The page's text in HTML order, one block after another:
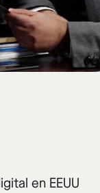
en EEUU